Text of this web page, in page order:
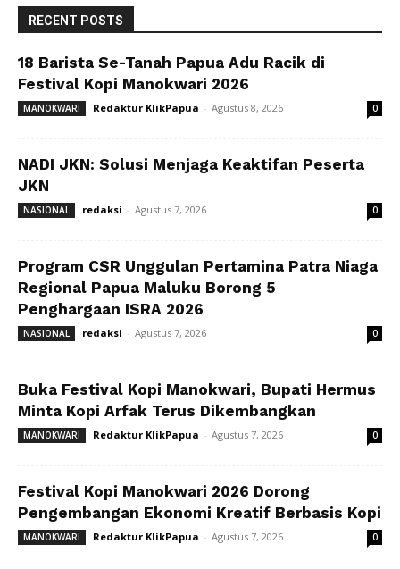
RECENT POSTS
18 Barista Se-Tanah Papua Adu Racik di
Festival Kopi Manokwari 2026
MANOKWARI Redaktur KlikPapua - Agustus 8, 2026 0
NADI JKN: Solusi Menjaga Keaktifan Peserta
JKN
NASIONAL redaksi - Agustus 7, 2026 0
Program CSR Unggulan Pertamina Patra Niaga
Regional Papua Maluku Borong 5
Penghargaan ISRA 2026
NASIONAL redaksi - Agustus 7, 2026 0
Buka Festival Kopi Manokwari, Bupati Hermus
Minta Kopi Arfak Terus Dikembangkan
MANOKWARI Redaktur KlikPapua - Agustus 7, 2026 0
Festival Kopi Manokwari 2026 Dorong
Pengembangan Ekonomi Kreatif Berbasis Kopi
MANOKWARI Redaktur KlikPapua - Agustus 7, 2026 0